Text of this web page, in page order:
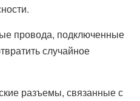
провода, подключенные
случайное
разъемы, связанные с